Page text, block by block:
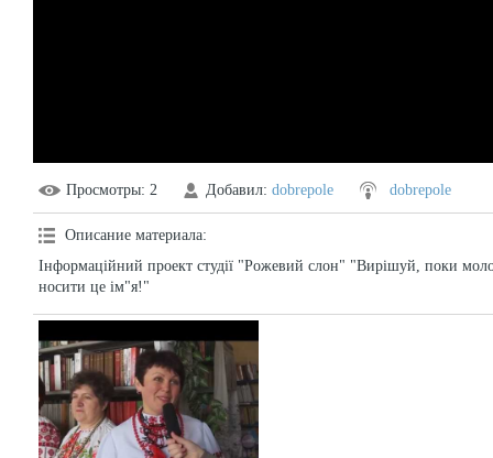
Просмотры: 2 Добавил: dobrepole dobrepole
Описание материала:
Інформаційний проект студії "Рожевий слон" "Вирішуй, поки
носити це ім"я!"